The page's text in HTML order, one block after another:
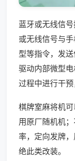
蓝牙或无线信
或无线信号与
型等指令，发
驱动内部微型
过程中进行干预
棋牌室麻将机可
用原厂随机机
率，定向发牌
绝此类改装。